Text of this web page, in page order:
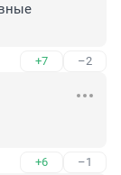
+7 –2
+6 –1